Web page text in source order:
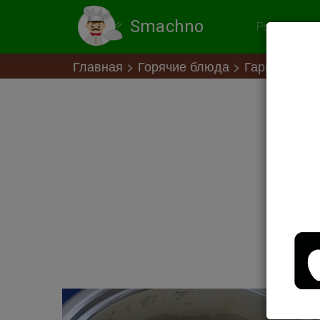
Smachno
Главная Горячие блюда Гарнир из